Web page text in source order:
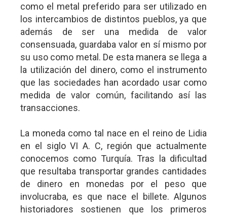
como el metal preferido para ser utilizado en
los intercambios de distintos pueblos, ya que
además de ser una medida de valor
consensuada, guardaba valor en sí mismo por
su uso como metal. De esta manera se llega a
la utilización del dinero, como el instrumento
que las sociedades han acordado usar como
medida de valor común, facilitando así las
transacciones.
La moneda como tal nace en el reino de Lidia
en el siglo VI A. C, región que actualmente
conocemos como Turquía. Tras la dificultad
que resultaba transportar grandes cantidades
de dinero en monedas por el peso que
involucraba, es que nace el billete. Algunos
historiadores sostienen que los primeros